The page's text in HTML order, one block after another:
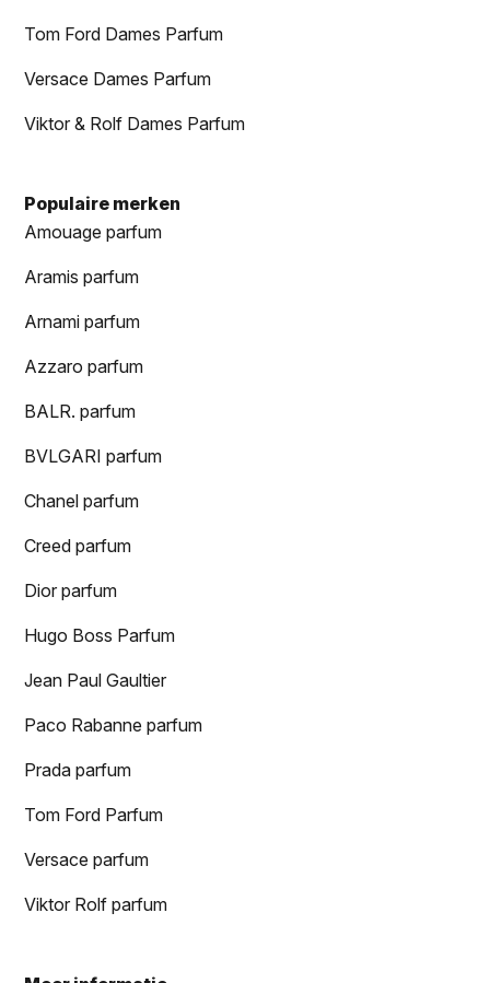
Tom Ford Dames Parfum
Versace Dames Parfum
Viktor & Rolf Dames Parfum
Populaire merken
Amouage parfum
Aramis parfum
Arnami parfum
Azzaro parfum
BALR. parfum
BVLGARI parfum
Chanel parfum
Creed parfum
Dior parfum
Hugo Boss Parfum
Jean Paul Gaultier
Paco Rabanne parfum
Prada parfum
Tom Ford Parfum
Versace parfum
Viktor Rolf parfum